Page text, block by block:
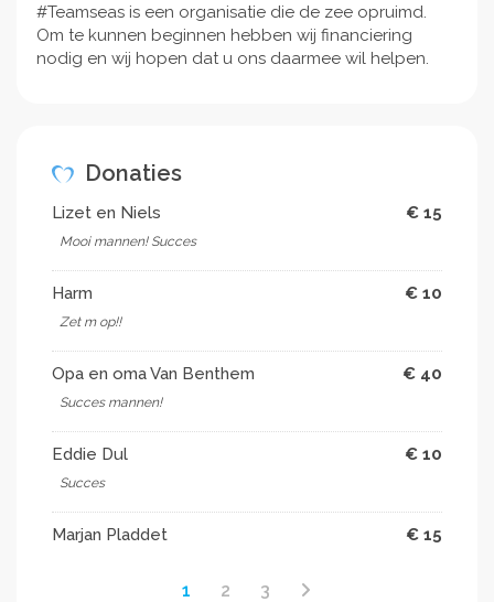
#Teamseas is een organisatie die de zee opruimd.
Om te kunnen beginnen hebben wij financiering
nodig en wij hopen dat u ons daarmee wil helpen.
Donaties
Lizet en Niels € 15
Mooi mannen! Succes
Harm € 10
Zet m op!!
Opa en oma Van Benthem € 40
Succes mannen!
Eddie Dul € 10
Succes
Marjan Pladdet € 15
1 2 3